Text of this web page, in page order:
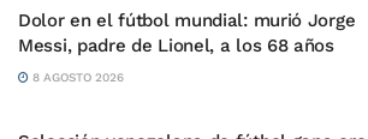
Dolor en el fútbol mundial: murió Jorge
Messi, padre de Lionel, a los 68 años
8 AGOSTO 2026